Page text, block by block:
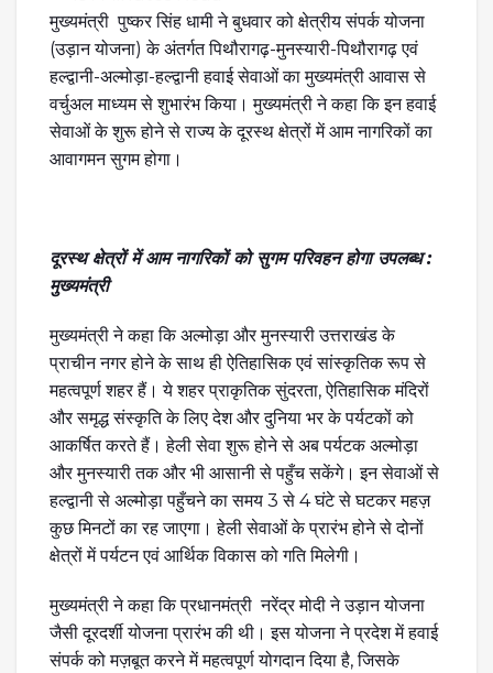
मुख्यमंत्री पुष्कर सिंह धामी ने बुधवार को क्षेत्रीय संपर्क योजना
(उड़ान योजना) के अंतर्गत पिथौरागढ़-मुनस्यारी-पिथौरागढ़ एवं
हल्द्वानी-अल्मोड़ा-हल्द्वानी हवाई सेवाओं का मुख्यमंत्री आवास से
वर्चुअल माध्यम से शुभारंभ किया। मुख्यमंत्री ने कहा कि इन हवाई
सेवाओं के शुरू होने से राज्य के दूरस्थ क्षेत्रों में आम नागरिकों का
आवागमन सुगम होगा।
दूरस्थ क्षेत्रों में आम नागरिकों को सुगम परिवहन होगा उपलब्ध :
मुख्यमंत्री
मुख्यमंत्री ने कहा कि अल्मोड़ा और मुनस्यारी उत्तराखंड के
प्राचीन नगर होने के साथ ही ऐतिहासिक एवं सांस्कृतिक रूप से
महत्वपूर्ण शहर हैं। ये शहर प्राकृतिक सुंदरता, ऐतिहासिक मंदिरों
और समृद्ध संस्कृति के लिए देश और दुनिया भर के पर्यटकों को
आकर्षित करते हैं। हेली सेवा शुरू होने से अब पर्यटक अल्मोड़ा
और मुनस्यारी तक और भी आसानी से पहुँच सकेंगे। इन सेवाओं से
हल्द्वानी से अल्मोड़ा पहुँचने का समय 3 से 4 घंटे से घटकर महज़
कुछ मिनटों का रह जाएगा। हेली सेवाओं के प्रारंभ होने से दोनों
क्षेत्रों में पर्यटन एवं आर्थिक विकास को गति मिलेगी।
मुख्यमंत्री ने कहा कि प्रधानमंत्री नरेंद्र मोदी ने उड़ान योजना
जैसी दूरदर्शी योजना प्रारंभ की थी। इस योजना ने प्रदेश में हवाई
संपर्क को मज़बूत करने में महत्वपूर्ण योगदान दिया है, जिसके